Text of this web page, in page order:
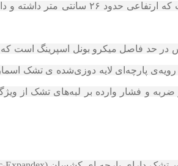
در حد فاصل میکرو بونل اسپرینگ است
و فشار وارده بر لبه‌های تشک از